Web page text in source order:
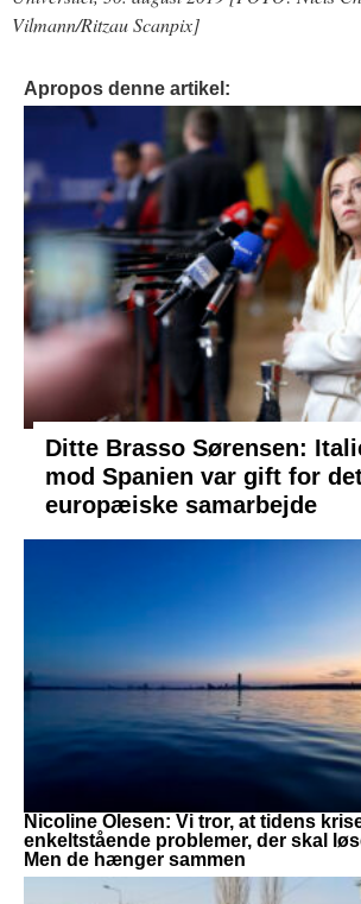
Vilmann/Ritzau Scanpix]
Apropos denne artikel:
Ditte Brasso Sørensen:
mod Spanien var gift for
europæiske samarbejde
Nicoline Olesen: Vi tror, at tidens
enkeltstående problemer, der skal
Men de hænger sammen